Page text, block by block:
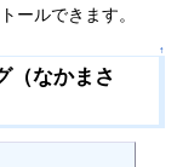
ールできます。
↑
（なかまさ